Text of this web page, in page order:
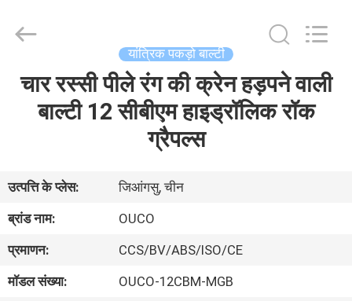
घर
वीडियो
शो
GROUP
Reserved.
यांत्रिक पकड़ो बाल्टी
चार रस्सी पीले रंग की क्रेन हड़पने वाली
बाल्टी 12 सीबीएम हाइड्रॉलिक रॉक
ग्रैपल्स
उत्पत्ति के प्लेस:
जिआंगसु, चीन
ब्रांड नाम:
OUCO
प्रमाणन:
CCS/BV/ABS/ISO/CE
मॉडल संख्या:
OUCO-12CBM-MGB